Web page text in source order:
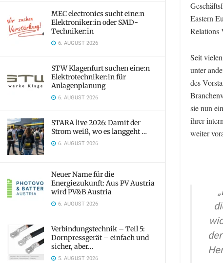
MEC electronics sucht eine:n
Elektroniker:in oder SMD-
Techniker:in
6. AUGUST 2026
STW Klagenfurt suchen eine:n
Elektrotechniker:in für
Anlagenplanung
6. AUGUST 2026
STARA live 2026: Damit der
Strom weiß, wo es langgeht …
6. AUGUST 2026
Neuer Name für die
Energiezukunft: Aus PV Austria
wird PV&B Austria
6. AUGUST 2026
Verbindungstechnik – Teil 5:
Dornpressgerät – einfach und
sicher, aber…
5. AUGUST 2026
Eastern
Relations
Seit
unter
des
sie nun
ihrer
weiter